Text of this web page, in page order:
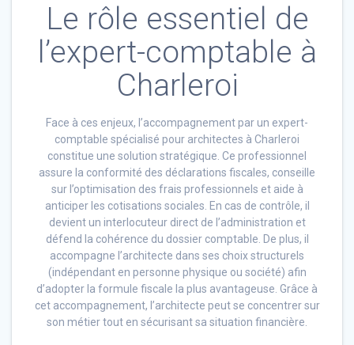
Le rôle essentiel de
l’expert-comptable à
Charleroi
Face à ces enjeux, l’accompagnement par un expert-
comptable spécialisé pour architectes à Charleroi
constitue une solution stratégique. Ce professionnel
assure la conformité des déclarations fiscales, conseille
sur l’optimisation des frais professionnels et aide à
anticiper les cotisations sociales. En cas de contrôle, il
devient un interlocuteur direct de l’administration et
défend la cohérence du dossier comptable. De plus, il
accompagne l’architecte dans ses choix structurels
(indépendant en personne physique ou société) afin
d’adopter la formule fiscale la plus avantageuse. Grâce à
cet accompagnement, l’architecte peut se concentrer sur
son métier tout en sécurisant sa situation financière.